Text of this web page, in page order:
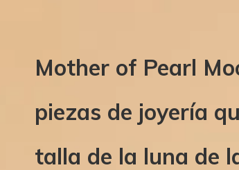
Mother of Pearl
piezas de joyería
talla de la luna de